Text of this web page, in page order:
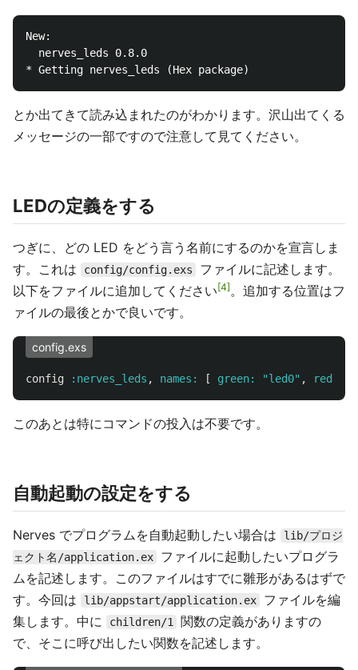
New:
  nerves_leds 0.8.0
とか出てきて読み込まれたのがわかります。沢山出てくる
メッセージの一部ですので注意して見てください。
LEDの定義をする
つぎに、どの LED をどう言う名前にするのかを宣言しま
す。これは
config/config.exs
ファイルに記述します。
以下をファイルに追加してください 4 。追加する位置はフ
ァイルの最後とかで良いです。
config.exs
config :nerves_leds , names: [ green: "led0" , red:
このあとは特にコマンドの投入は不要です。
自動起動の設定をする
Nerves でプログラムを自動起動したい場合は
lib/プロジ
ェクト名/application.ex
ファイルに起動したいプログラ
ムを記述します。このファイルはすでに雛形があるはずで
す。今回は
lib/appstart/application.ex
ファイルを編
集します。中に
children/1
関数の定義がありますの
で、そこに呼び出したい関数を記述します。